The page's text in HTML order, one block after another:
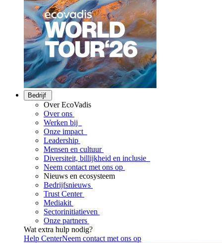
Bedrijf
Over EcoVadis
Over ons
Werken bij
Onze impact
Leadership
Mensen en cultuur
Diversiteit, billijkheid en inclusie
Neem contact met ons op
Nieuws en ecosysteem
Bedrijfsnieuws
Trust Center
Mediakit
Sectorinitiatieven
Onze partners
Wat extra hulp nodig?
Help CenterNeem contact met ons op